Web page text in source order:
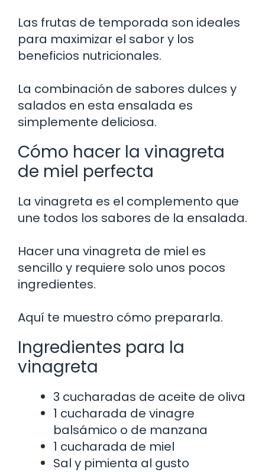
Las frutas de temporada son ideales
para maximizar el sabor y los
beneficios nutricionales.
La combinación de sabores dulces y
salados en esta ensalada es
simplemente deliciosa.
Cómo hacer la vinagreta
de miel perfecta
La vinagreta es el complemento que
une todos los sabores de la ensalada.
Hacer una vinagreta de miel es
sencillo y requiere solo unos pocos
ingredientes.
Aquí te muestro cómo prepararla.
Ingredientes para la
vinagreta
3 cucharadas de aceite de oliva
1 cucharada de vinagre
balsámico o de manzana
1 cucharada de miel
Sal y pimienta al gusto